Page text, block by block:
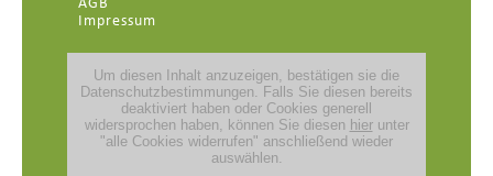
AGB
Impressum